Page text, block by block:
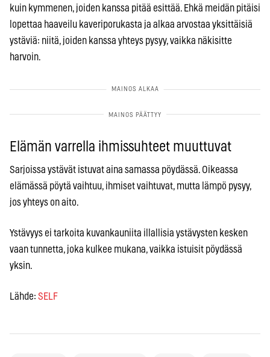
kuin kymmenen, joiden kanssa pitää esittää. Ehkä meidän pitäisi
lopettaa haaveilu kaveriporukasta ja alkaa arvostaa yksittäisiä
ystäviä: niitä, joiden kanssa yhteys pysyy, vaikka näkisitte
harvoin.
Elämän varrella ihmissuhteet muuttuvat
Sarjoissa ystävät istuvat aina samassa pöydässä. Oikeassa
elämässä pöytä vaihtuu, ihmiset vaihtuvat, mutta lämpö pysyy,
jos yhteys on aito.
Ystävyys ei tarkoita kuvankauniita illallisia ystävysten kesken
vaan tunnetta, joka kulkee mukana, vaikka istuisit pöydässä
yksin.
Lähde: SELF